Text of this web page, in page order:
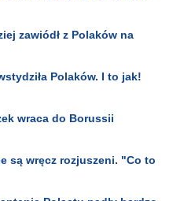
zawiódł z Polaków na
Polaków. I to jak!
wraca do Borussii
są wręcz rozjuszeni. "Co to